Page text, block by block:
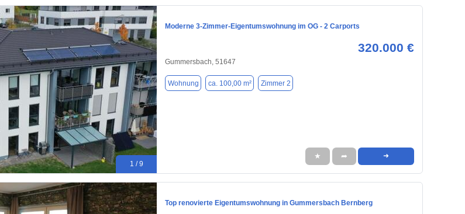
1 / 9
Moderne 3-Zimmer-Eigentumswohnung im OG - 2 Carports
320.000 €
Gummersbach, 51647
Wohnung ca. 100,00 m² Zimmer 2
★ ➦ ➜
Top renovierte Eigentumswohnung in Gummersbach Bernberg